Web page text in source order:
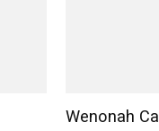
Wenonah